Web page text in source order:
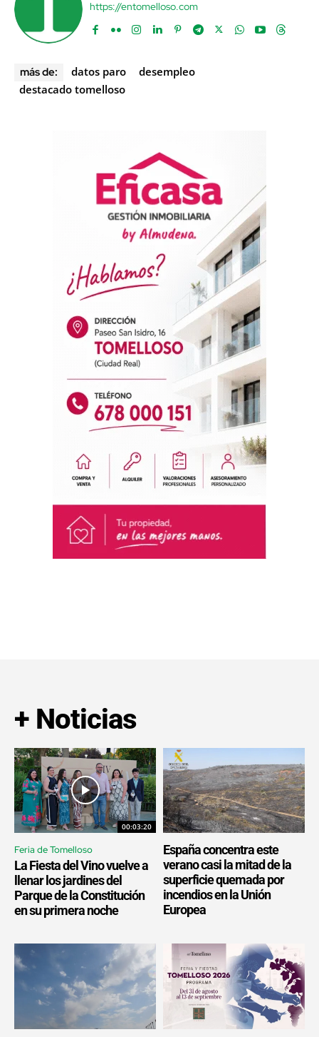
https://entomelloso.com
más de: datos paro
desempleo
destacado tomelloso
+ Noticias
00:03:20
Feria de Tomelloso
La Fiesta del Vino vuelve a
llenar los jardines del
Parque de la Constitución
en su primera noche
España concentra este
verano casi la mitad de la
superficie quemada por
incendios en la Unión
Europea